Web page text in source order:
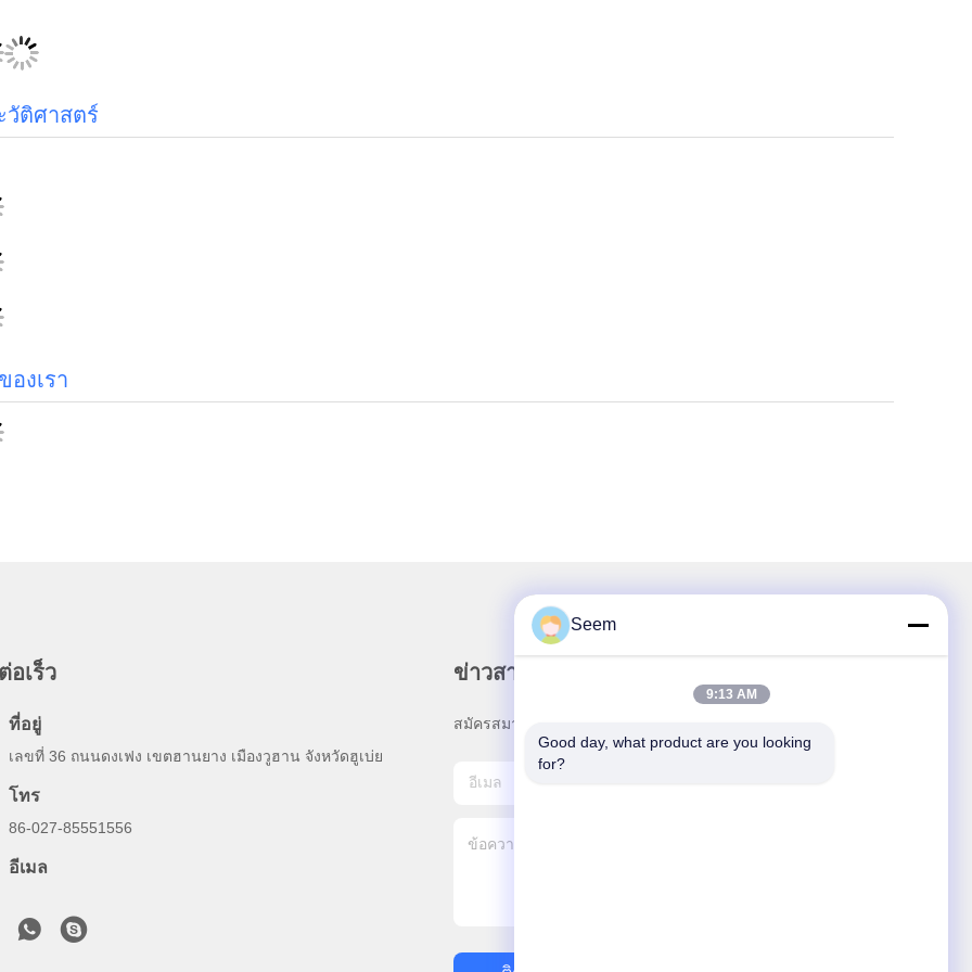
วัติศาสตร์
องเรา
อเร็ว
ที่อยู่
เลขที่ 36 ถนนดงเฟง เขตฮานยาง เมืองวูฮาน จังหวัดฮูเบ่ย
โทร
86-027-85551556
อีเมล
ข่าวสารของเรา
สมัครสมาชิกข่าวสารของเรา เพื่อรับส่วนลดและอื่นๆ
Seem
9:13 AM
Good day, what product are you looking
for?